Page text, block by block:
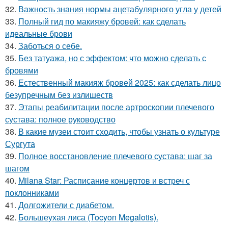
32. Важность знания нормы ацетабулярного угла у детей
33. Полный гид по макияжу бровей: как сделать
идеальные брови
34. Заботься о себе.
35. Без татуажа, но с эффектом: что можно сделать с
бровями
36. Естественный макияж бровей 2025: как сделать лицо
безупречным без излишеств
37. Этапы реабилитации после артроскопии плечевого
сустава: полное руководство
38. В какие музеи стоит сходить, чтобы узнать о культуре
Сургута
39. Полное восстановление плечевого сустава: шаг за
шагом
40. Milana Star: Расписание концертов и встреч с
поклонниками
41. Долгожители с диабетом.
42. Большеухая лиса (Tocyon Megalotis).